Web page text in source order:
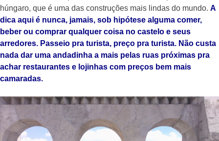
húngaro, que é uma das construções mais lindas do mundo. A
dica aqui é nunca, jamais, sob hipótese alguma comer,
beber ou comprar qualquer coisa no castelo e seus
arredores. Passeio pra turista, preço pra turista. Não custa
nada dar uma andadinha a mais pelas ruas próximas pra
achar restaurantes e lojinhas com preços bem mais
camaradas.